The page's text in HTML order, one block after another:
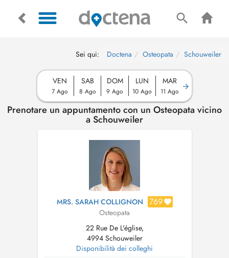
Sei qui: Doctena Osteopata Schouweiler
VEN
7 Ago
SAB
8 Ago
DOM
9 Ago
LUN
10 Ago
MAR
11 Ago
Prenotare un appuntamento con un Osteopata vicino
a Schouweiler
MRS. SARAH COLLIGNON 769
Osteopata
22 Rue De L'église,
4994 Schouweiler
Disponibilità dei colleghi